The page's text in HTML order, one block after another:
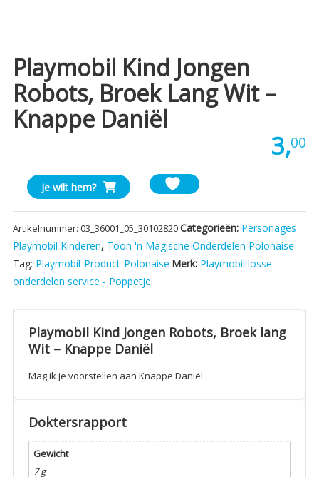
Playmobil Kind Jongen
Robots, Broek Lang Wit –
Knappe Daniël
3,00
Playmobil
Kind
Jongen
Robots,
Broek
lang
Wit
Knappe
Daniël
aantal
Je wilt hem?
Artikelnummer: 03_36001_05_30102820Categorieën: Personages
Playmobil Kinderen, Toon 'n Magische Onderdelen Polonaise
Tag: Playmobil-Product-Polonaise Merk: Playmobil losse
onderdelen service - Poppetje
Playmobil Kind Jongen Robots, Broek lang
Wit – Knappe Daniël
Mag ik je voorstellen aan Knappe Daniël
Doktersrapport
Gewicht
7 g